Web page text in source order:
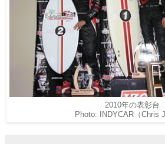
2010年の表彰台
Photo: INDYCAR（Chris